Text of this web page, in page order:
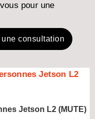
pour une
consultation
Jetson L2 (MUTE)